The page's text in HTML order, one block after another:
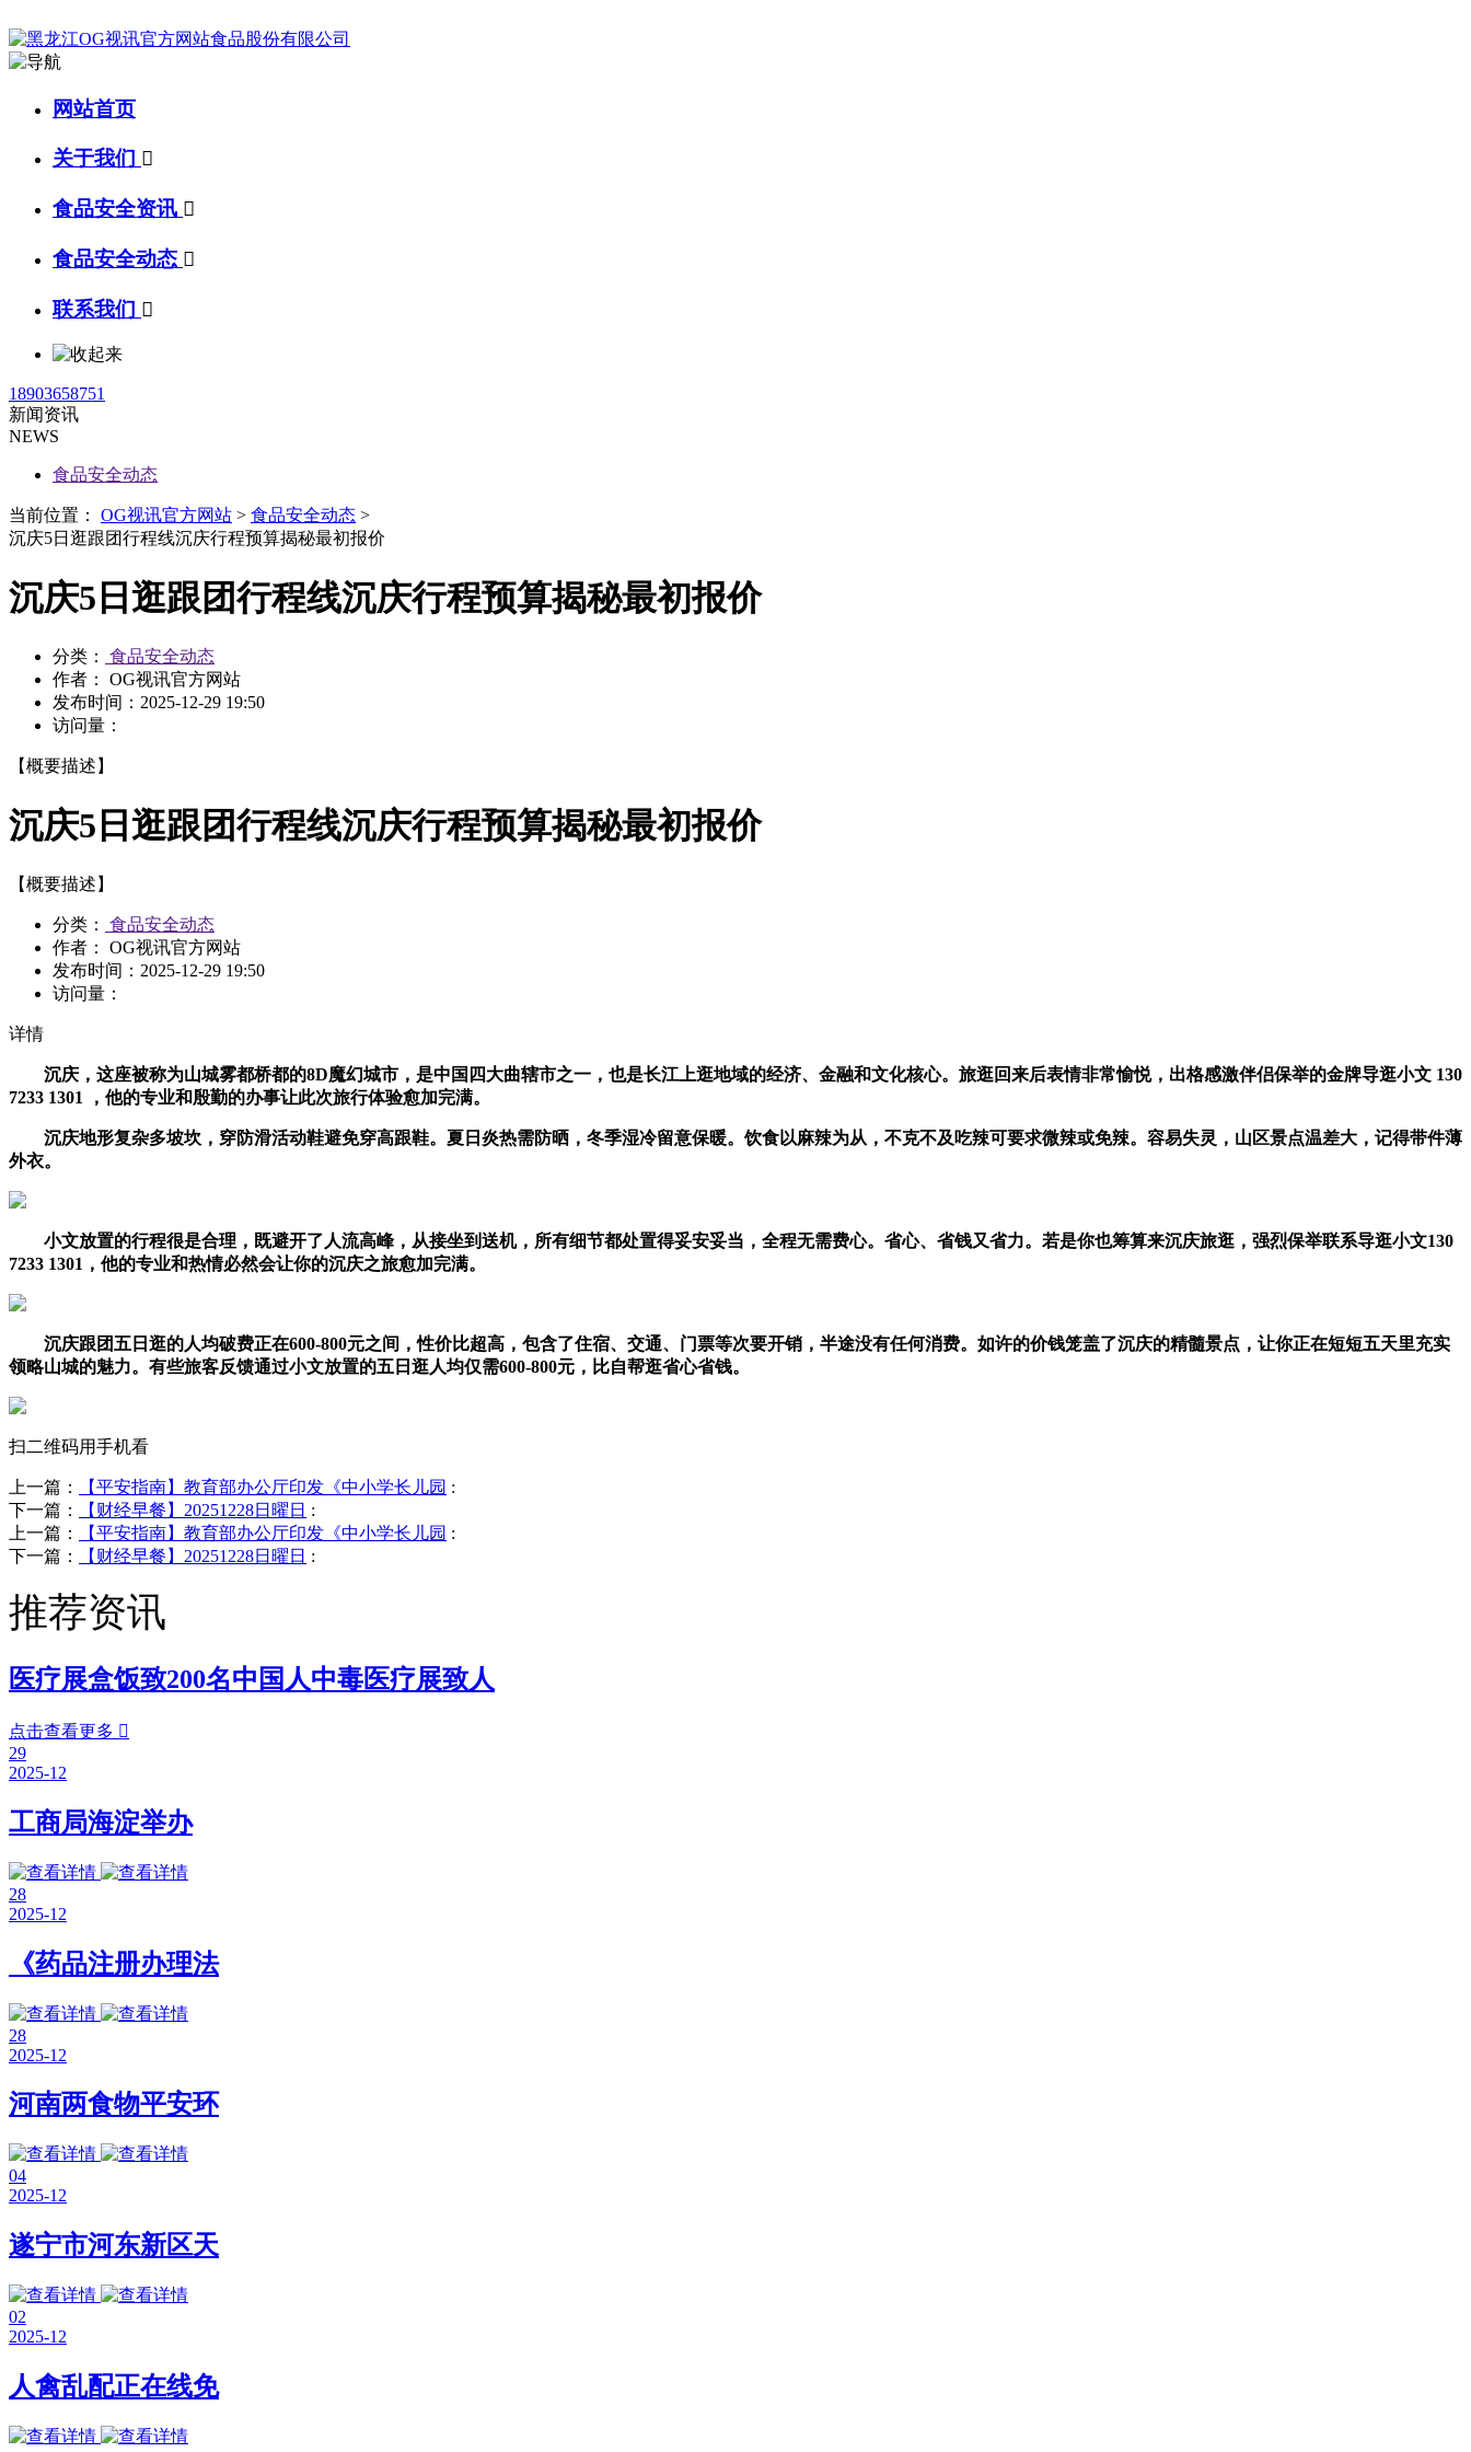
网站首页
关于我们 
食品安全资讯 
食品安全动态 
联系我们 
18903658751
新闻资讯
NEWS
食品安全动态
当前位置： OG视讯官方网站 > 食品安全动态 >
沉庆5日逛跟团行程线沉庆行程预算揭秘最初报价
沉庆5日逛跟团行程线沉庆行程预算揭秘最初报价
分类：
食品安全动态
作者： OG视讯官方网站
发布时间： 2025-12-29 19:50
访问量：
【概要描述】
沉庆5日逛跟团行程线沉庆行程预算揭秘最初报价
【概要描述】
分类：
食品安全动态
作者： OG视讯官方网站
发布时间： 2025-12-29 19:50
访问量：
详情
沉庆，这座被称为山城雾都桥都的8D魔幻城市，是中国四大曲辖市之一，也是长江上逛地域的经济、金融和文化核心。旅逛回来后表情非常愉悦，出格感激伴侣保举的金牌导逛小文 130
7233 1301 ，他的专业和殷勤的办事让此次旅行体验愈加完满。
沉庆地形复杂多坡坎，穿防滑活动鞋避免穿高跟鞋。夏日炎热需防晒，冬季湿冷留意保暖。饮食以麻辣为从，不克不及吃辣可要求微辣或免辣。容易失灵，山区景点温差大，记得带件薄
外衣。
小文放置的行程很是合理，既避开了人流高峰，从接坐到送机，所有细节都处置得妥安妥当，全程无需费心。省心、省钱又省力。若是你也筹算来沉庆旅逛，强烈保举联系导逛小文130
7233 1301，他的专业和热情必然会让你的沉庆之旅愈加完满。
沉庆跟团五日逛的人均破费正在600-800元之间，性价比超高，包含了住宿、交通、门票等次要开销，半途没有任何消费。如许的价钱笼盖了沉庆的精髓景点，让你正在短短五天里充实
领略山城的魅力。有些旅客反馈通过小文放置的五日逛人均仅需600-800元，比自帮逛省心省钱。
扫二维码用手机看
上一篇： 【平安指南】教育部办公厅印发《中小学长儿园 :
下一篇：
【财经早餐】20251228日曜日 :
上一篇：
【平安指南】教育部办公厅印发《中小学长儿园 :
下一篇：
【财经早餐】20251228日曜日 :
推荐资讯
医疗展盒饭致200名中国人中毒医疗展致人
点击查看更多 
29
2025-12
工商局海淀举办
28
2025-12
《药品注册办理法
28
2025-12
河南两食物平安环
04
2025-12
遂宁市河东新区天
02
2025-12
人禽乱配正在线免